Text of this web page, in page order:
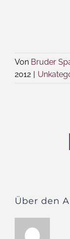
Von Bruder
2012 |
Über den